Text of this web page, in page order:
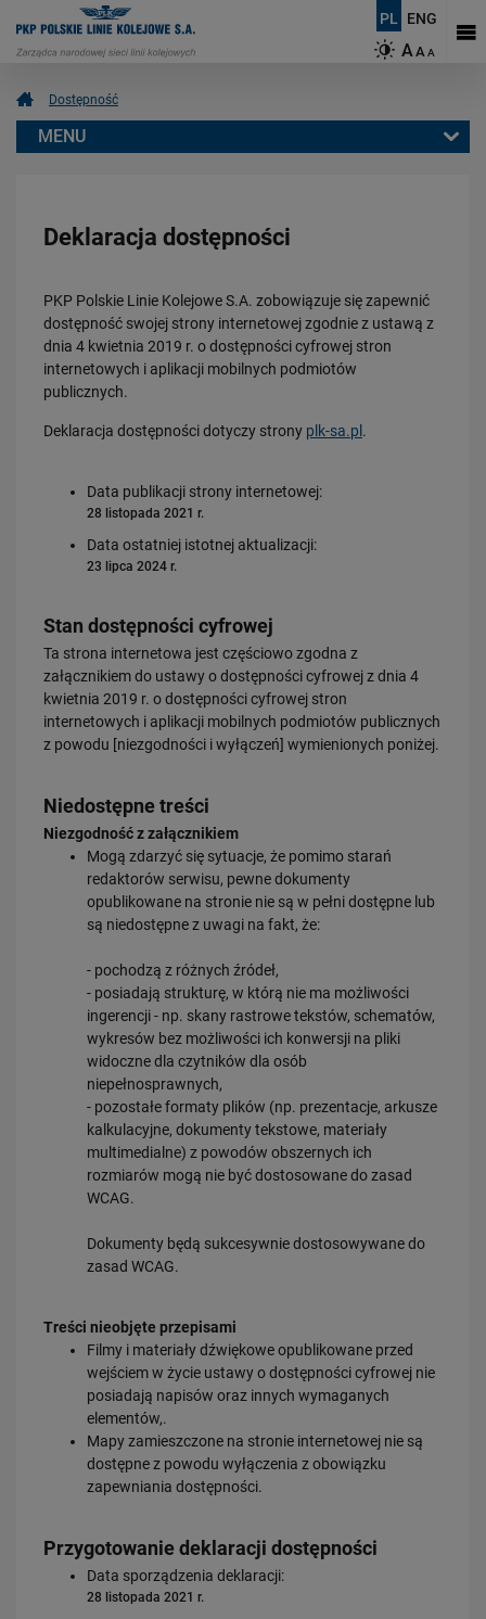
PL ENG
AAA
Dostępność
Deklaracja dostępności
PKP Polskie Linie Kolejowe S.A. zobowiązuje się zapewnić
dostępność swojej strony internetowejzgodnie z ustawą z
dnia 4 kwietnia 2019 r. o dostępności cyfrowej stron
internetowych i aplikacji mobilnych podmiotów
publicznych.
Deklaracja dostępności dotyczy strony plk-sa.pl .
Data publikacji strony internetowej:
28 listopada 2021 r.
Data ostatniej istotnej aktualizacji:
23 lipca 2024 r.
Stan dostępności cyfrowej
Ta strona internetowa jest częściowo zgodna z
załącznikiem do ustawy o dostępności cyfrowej z dnia 4
kwietnia 2019 r. o dostępności cyfrowej stron
internetowych i aplikacji mobilnych podmiotów publicznych
z powodu [niezgodności i wyłączeń] wymienionych poniżej.
Niedostępne treści
Niezgodność z załącznikiem
Mogą zdarzyć się sytuacje, że pomimo starań
redaktorów serwisu, pewne dokumenty
opublikowane na stronie nie są w pełni dostępne lub
są niedostępne z uwagi na fakt, że:
- pochodzą z różnych źródeł,
- posiadają strukturę, w którą nie ma możliwości
ingerencji - np. skany rastrowe tekstów, schematów,
wykresów bez możliwości ich konwersji na pliki
widoczne dla czytników dla osób
niepełnosprawnych,
- pozostałe formaty plików (np. prezentacje, arkusze
kalkulacyjne, dokumenty tekstowe, materiały
multimedialne) z powodów obszernych ich
rozmiarów mogą nie być dostosowane do zasad
WCAG.
Dokumenty będą sukcesywnie dostosowywane do
zasad WCAG.
Treści nieobjęte przepisami
Filmy i materiały dźwiękowe opublikowane przed
wejściem w życie ustawy o dostępności cyfrowej nie
posiadają napisów oraz innych wymaganych
elementów,.
Mapy zamieszczone na stronie internetowej nie są
dostępne z powodu wyłączenia z obowiązku
zapewniania dostępności.
Przygotowanie deklaracji dostępności
Data sporządzenia deklaracji:
28 listopada 2021 r.
MENU
PKP Polskie Linie Kolejowe S.A.
Nasze serwisy
Kariera
Dostępność
Kontakt